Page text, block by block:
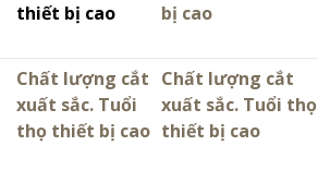
thiết bị cao
bị cao
Chất lượng cắt
xuất sắc. Tuổi
thọ thiết bị cao
Chất lượng cắt
xuất sắc. Tuổi thọ
thiết bị cao